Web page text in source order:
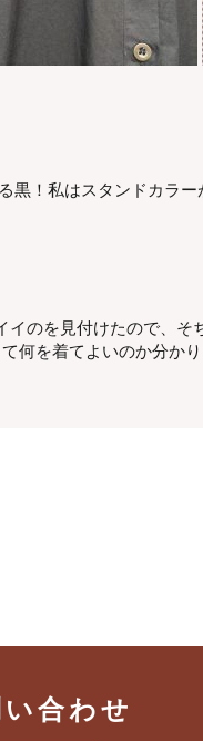
黒！私はスタンドカラ
のを見付けたので、
何を着てよいのか分か
合わせ